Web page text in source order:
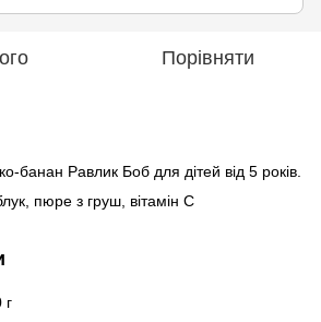
Порівняти
банан Равлик Боб для дітей від 5 років.
пюре з груш, вітамін С
г